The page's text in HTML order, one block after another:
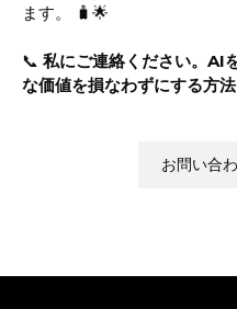
ます。 🧳🌟
📞 私にご連絡ください。AI
な価値を損なわずにする方法
お問い合